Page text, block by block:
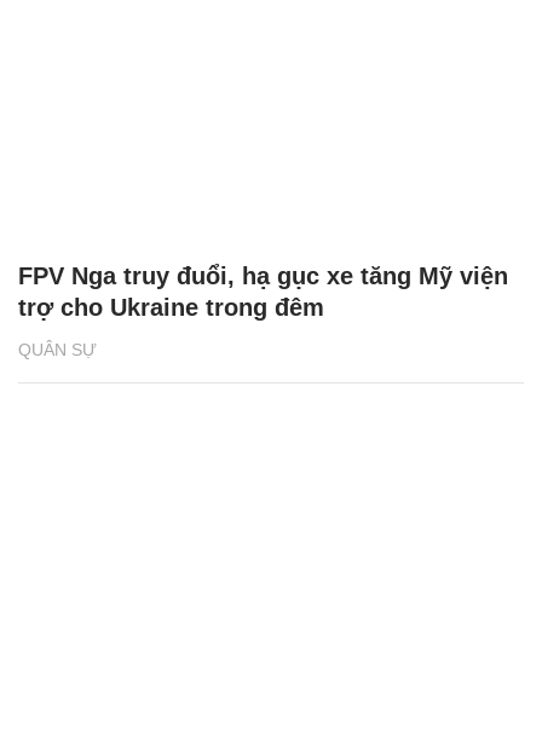
QUÂN SỰ
FPV Nga truy đuổi, hạ gục xe tăng Mỹ viện
trợ cho Ukraine trong đêm